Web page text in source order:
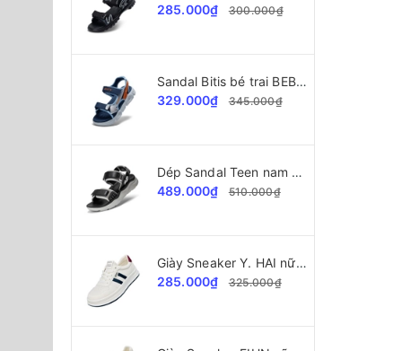
285.000₫
300.000₫
Sandal Bitis bé trai BEB006800
329.000₫
345.000₫
Dép Sandal Teen nam Bitis Helio BEB008300
489.000₫
510.000₫
Giày Sneaker Y. HAI nữ A2028 da xịn cao cấp
285.000₫
325.000₫